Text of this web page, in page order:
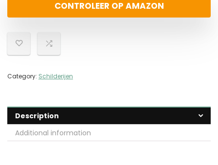
CONTROLEER OP AMAZON
Category: Schilderijen
Description
Additional information